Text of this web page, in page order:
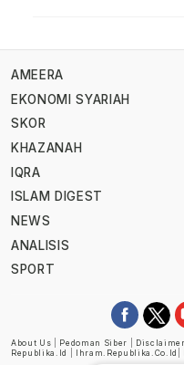
AMEERA
EKONOMI SYARIAH
SKOR
KHAZANAH
IQRA
ISLAM DIGEST
NEWS
ANALISIS
SPORT
About Us Pedoman Siber
Disclaimer
Republika.id
Ihram.republika.co.id